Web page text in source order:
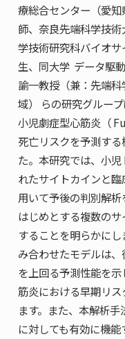
UCDオン
療総合センター（愛
師、奈良先端科学技
学技術研究科バイオ
生、同大学 データ駆
諭一教授（兼：先端
域） らの研究グルー
小児劇症型心筋炎（
死亡リスクを予測す
た。本研究では、小
れたサイトカインと
用いて予後の判別解
はじめとする複数の
することを明らかに
み合わせたモデルは
を上回る予測性能を
筋炎における早期リ
ます。また、本解析
に対しても有効に機